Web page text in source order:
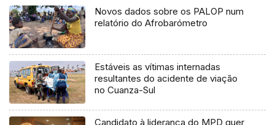
Novos dados sobre os PALOP num
relatório do Afrobarómetro
Estáveis as vítimas internadas
resultantes do acidente de viação
no Cuanza-Sul
Candidato à liderança do MPD quer